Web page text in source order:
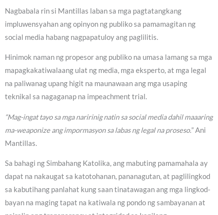
Nagbabala rin si Mantillas laban sa mga pagtatangkang
impluwensyahan ang opinyon ng publiko sa pamamagitan ng
social media habang nagpapatuloy ang paglilitis.
Hinimok naman ng propesor ang publiko na umasa lamang sa mga
mapagkakatiwalaang ulat ng media, mga eksperto, at mga legal
na paliwanag upang higit na maunawaan ang mga usaping
teknikal sa nagaganap na impeachment trial.
“Mag-ingat tayo sa mga naririnig natin sa social media dahil maaaring
ma-weaponize ang impormasyon sa labas ng legal na proseso.” Ani
Mantillas.
Sa bahagi ng Simbahang Katolika, ang mabuting pamamahala ay
dapat na nakaugat sa katotohanan, pananagutan, at paglilingkod
sa kabutihang panlahat kung saan tinatawagan ang mga lingkod-
bayan na maging tapat na katiwala ng pondo ng sambayanan at